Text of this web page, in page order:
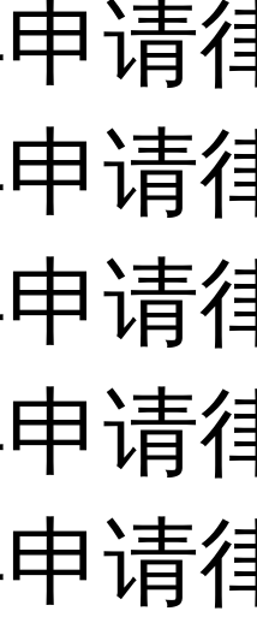
申请
申请
申请
申请
申请